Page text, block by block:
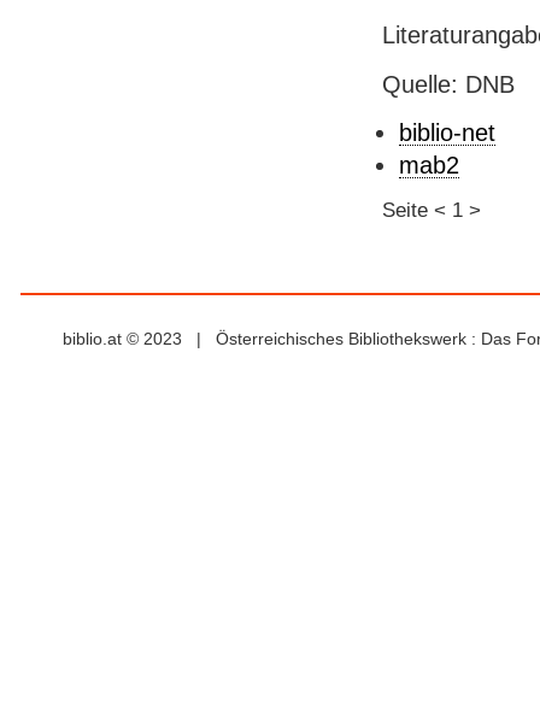
Quelle: DNB
biblio-net
mab2
Seite < 1 >
biblio.at © 2023 | Österreichisches Bibliothekswerk : Das